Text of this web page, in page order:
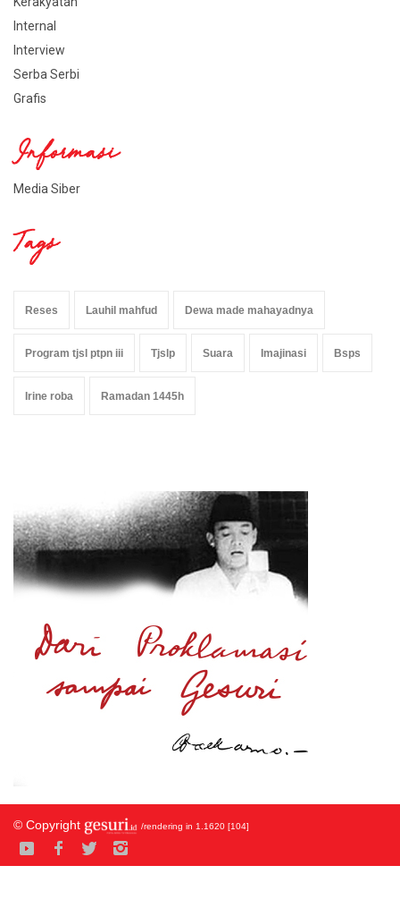
Internal
Interview
Serba Serbi
Grafis
Informasi
Media Siber
Tags
Reses Lauhil mahfud Dewa made mahayadnya
Program tjsl ptpn iii Tjslp Suara Imajinasi Bsps
Irine roba Ramadan 1445h
© Copyright /rendering in 1.1620 [104]